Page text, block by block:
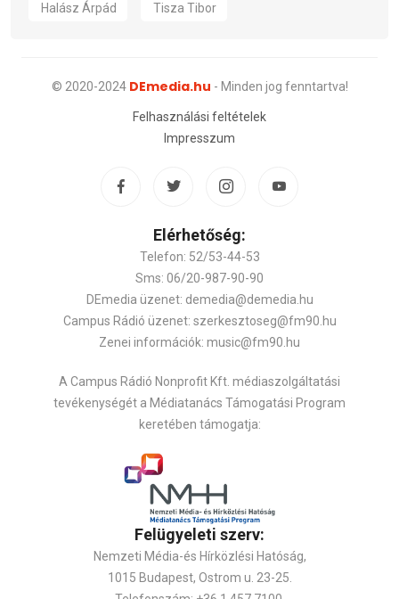
Halász Árpád Tisza Tibor
© 2020-2024 DEmedia.hu - Minden jog fenntartva!
Felhasználási feltételek
Impresszum
Elérhetőség:
Telefon: 52/53-44-53
Sms: 06/20-987-90-90
DEmedia üzenet: demedia@demedia.hu
Campus Rádió üzenet: szerkesztoseg@fm90.hu
Zenei információk: music@fm90.hu
A Campus Rádió Nonprofit Kft. médiaszolgáltatási
tevékenységét a Médiatanács Támogatási Program
keretében támogatja:
Felügyeleti szerv:
Nemzeti Média-és Hírközlési Hatóság,
1015 Budapest, Ostrom u. 23-25.